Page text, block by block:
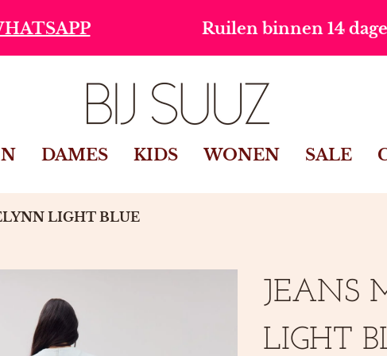
Ruilen binnen 14 dagen
DAMES KIDS WONEN SALE
LIGHT BLUE
JEANS
LIGHT